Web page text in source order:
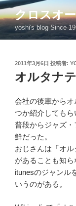
コ
ン
テ
ン
クロスオ
yoshi's blog Since
投
日:
2011年3月6日 投稿者:
オルタナ
会社の後輩からオ
つか紹介してもら
普段からジャズ
鮮だった。
おじさんは「オ
があることも知ら
itunesのジャンル
いうのがある。